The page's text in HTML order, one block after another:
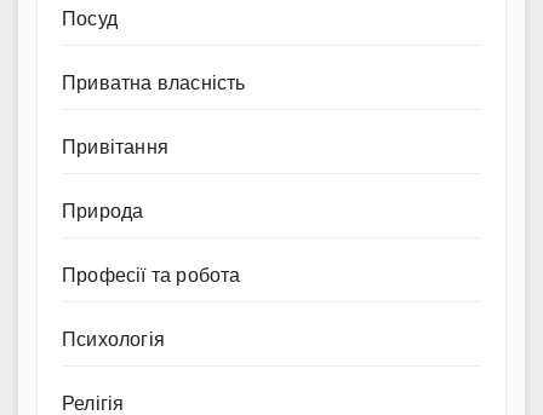
Посуд
Приватна власність
Привітання
Природа
Професії та робота
Психологія
Релігія